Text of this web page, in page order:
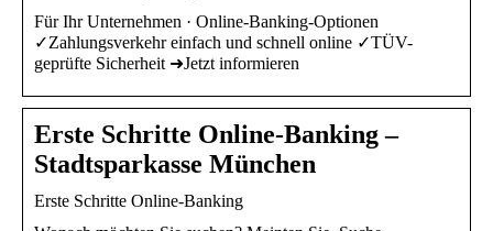
Für Ihr Unternehmen · Online-Banking-Optionen
✓Zahlungsverkehr einfach und schnell online ✓TÜV-
geprüfte Sicherheit ➜Jetzt informieren
Erste Schritte Online-Banking –
Stadtsparkasse München
Erste Schritte Online-Banking